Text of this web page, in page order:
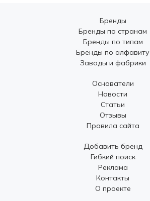
Бренды
Бренды по странам
Бренды по типам
Бренды по алфавиту
Заводы и фабрики
Основатели
Новости
Статьи
Отзывы
Правила сайта
Добавить бренд
Гибкий поиск
Реклама
Контакты
О проекте